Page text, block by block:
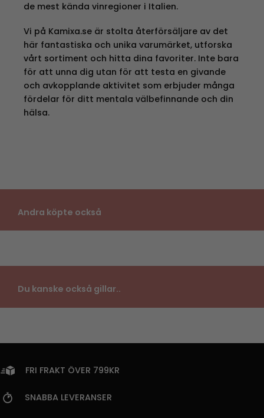
de mest kända vinregioner i Italien.
Vi på Kamixa.se är stolta återförsäljare av det
här fantastiska och unika varumärket, utforska
vårt sortiment och hitta dina favoriter. Inte bara
för att unna dig utan för att testa en givande
och avkopplande aktivitet som erbjuder många
fördelar för ditt mentala välbefinnande och din
hälsa.
Andra köpte också
Du kanske också gillar..
FRI FRAKT ÖVER 799KR
SNABBA LEVERANSER